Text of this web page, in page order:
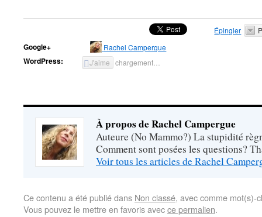
Épingler
Google+ Rachel Campergue
WordPress: J'aime chargement…
À propos de Rachel Campergue
Auteure (No Mammo?) La stupidité
Comment sont posées les questions?
Voir tous les articles de Rachel
Ce contenu a été publié dans Non classé, avec comme mot(s)-
Vous pouvez le mettre en favoris avecce permalien.